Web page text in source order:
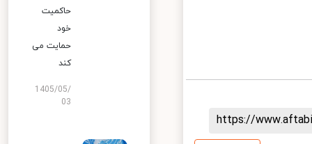
https://
حاکمیت
خود
حمایت می
کند
1405/05/
03